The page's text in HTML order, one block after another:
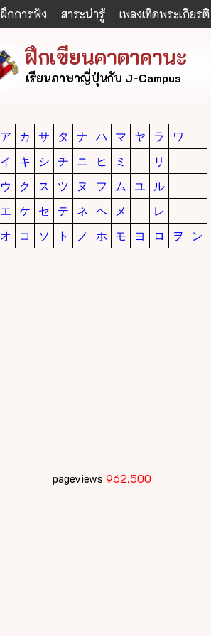
ฝึกการฟัง สาระน่ารู้ เพลงเทิดพระเกียรติ
ฝึกเขียนคาตาคานะ
เรียนภาษาญี่ปุ่นกับ J-Campus
ア
カ サ タ ナ ハ マ ヤ ラ
ワ
イ
キ シ チ ニ ヒ ミ
リ
ウ
ク ス ツ ヌ フ ム ユ
ル
エ ケ セ テ ネ ヘ メ
レ
オ
コ ソ ト ノ ホ モ ヨ ロ ヲ ン
pageviews 962,500